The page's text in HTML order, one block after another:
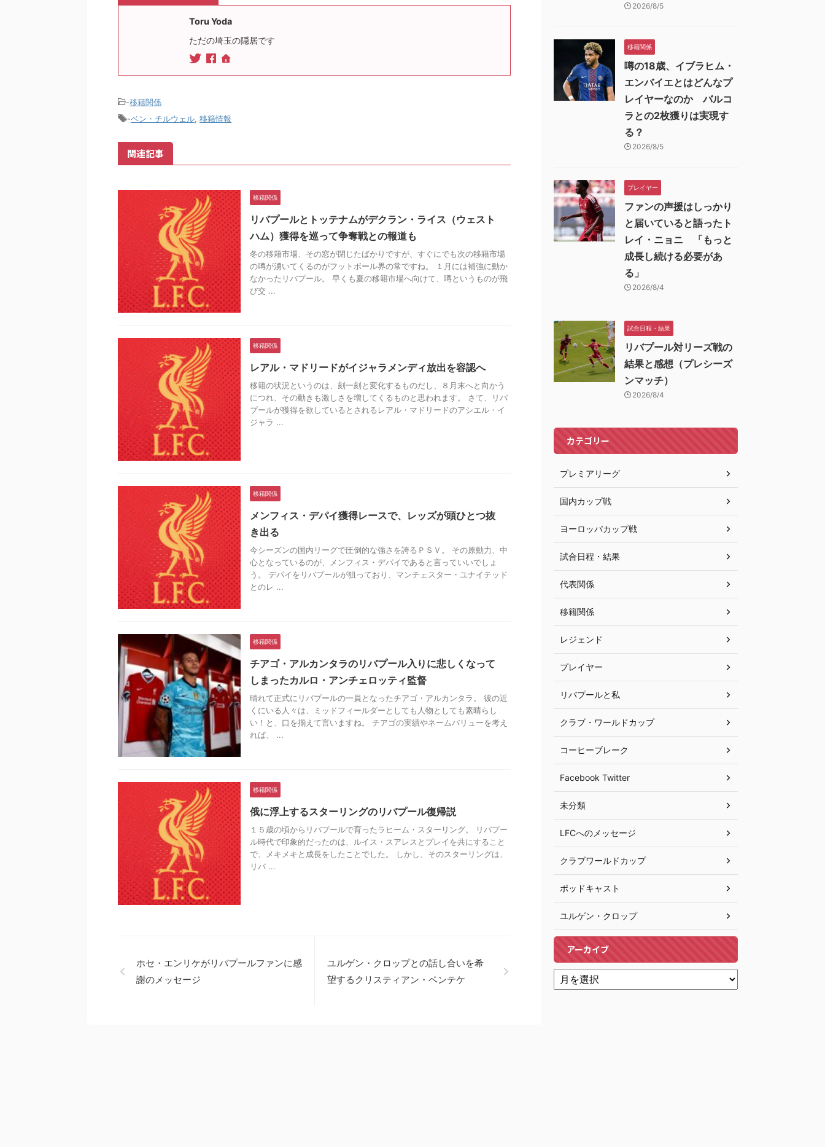
Toru Yoda
ただの埼玉の隠居です
-移籍関係
-ベン・チルウェル 移籍情報
関連記事
移籍関係
リバプールとトッテナムがデクラン・ライス（ウェスト
ハム）獲得を巡って争奪戦との報道も
冬の移籍市場、その窓が閉じたばかりですが、すぐにでも次の移籍市場
の噂が湧いてくるのがフットボール界の常ですね。 １月には補強に動か
なかったリバプール。 早くも夏の移籍市場へ向けて、噂というものが飛
び交 ...
移籍関係
レアル・マドリードがイジャラメンディ放出を容認へ
移籍の状況というのは、刻一刻と変化するものだし、８月末へと向かう
につれ、その動きも激しさを増してくるものと思われます。 さて、リバ
プールが獲得を欲しているとされるレアル・マドリードのアシエル・イ
ジャラ ...
移籍関係
メンフィス・デパイ獲得レースで、レッズが頭ひとつ抜
き出る
今シーズンの国内リーグで圧倒的な強さを誇るＰＳＶ。 その原動力、中
心となっているのが、メンフィス・デパイであると言っていいでしょ
う。 デパイをリバプールが狙っており、マンチェスター・ユナイテッド
とのレ ...
移籍関係
チアゴ・アルカンタラのリバプール入りに悲しくなって
しまったカルロ・アンチェロッティ監督
晴れて正式にリバプールの一員となったチアゴ・アルカンタラ。 彼の近
くにいる人々は、ミッドフィールダーとしても人物としても素晴らし
い！と、口を揃えて言いますね。 チアゴの実績やネームバリューを考え
れば、 ...
移籍関係
俄に浮上するスターリングのリバプール復帰説
１５歳の頃からリバプールで育ったラヒーム・スターリング。 リバプー
ル時代で印象的だったのは、ルイス・スアレスとプレイを共にすること
で、メキメキと成長をしたことでした。 しかし、そのスターリングは、
リバ ...
ホセ・エンリケがリバプールファンに感
謝のメッセージ
ユルゲン・クロップとの話し合いを希
望するクリスティアン・ベンテケ
2026/8/5
移籍関係
噂の18歳、イブラヒム・
エンバイエとはどんなプ
レイヤーなのか バルコ
ラとの2枚獲りは実現す
る？
2026/8/5
プレイヤー
ファンの声援はしっかり
と届いていると語ったト
レイ・ニョニ 「もっと
成長し続ける必要があ
る」
2026/8/4
試合日程・結果
リバプール対リーズ戦の
結果と感想（プレシーズ
ンマッチ）
2026/8/4
カテゴリー
プレミアリーグ
国内カップ戦
ヨーロッパカップ戦
試合日程・結果
代表関係
移籍関係
レジェンド
プレイヤー
リバプールと私
クラブ・ワールドカップ
コーヒーブレーク
Facebook Twitter
未分類
LFCへのメッセージ
クラブワールドカップ
ポッドキャスト
ユルゲン・クロップ
アーカイブ